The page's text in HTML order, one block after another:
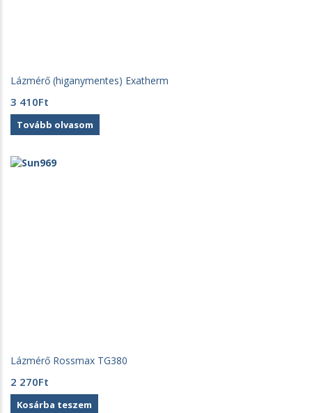
Lázmérő (higanymentes) Exatherm
3 410Ft
Tovább olvasom
Lázmérő Rossmax TG380
2 270Ft
Kosárba teszem